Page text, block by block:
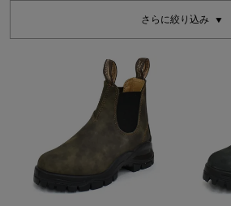
さらに絞り込み